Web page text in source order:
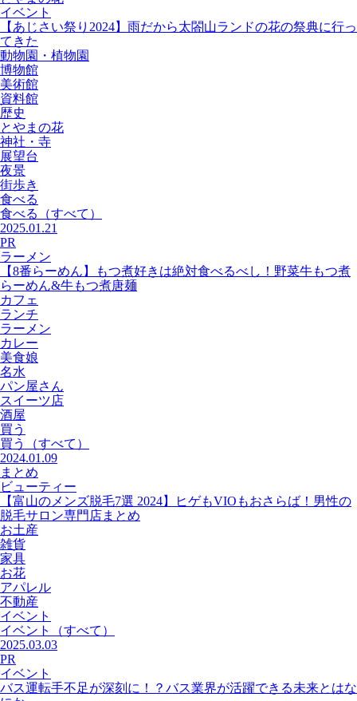
イベント
【あじさい祭り2024】雨だから太閤山ランドの花の祭典に行っ
てきた
動物園・植物園
博物館
美術館
資料館
歴史
とやまの花
神社・寺
展望台
夜景
街歩き
食べる
食べる
（すべて）
2025.01.21
PR
ラーメン
【8番らーめん】もつ煮好きは絶対食べるべし！野菜牛もつ煮
らーめん&牛もつ煮唐麺
カフェ
ランチ
ラーメン
カレー
美食娘
名水
パン屋さん
スイーツ店
酒屋
買う
買う
（すべて）
2024.01.09
まとめ
ビューティー
【富山のメンズ脱毛7選 2024】ヒゲもVIOもおさらば！男性の
脱毛サロン専門店まとめ
お土産
雑貨
家具
お花
アパレル
不動産
イベント
イベント
（すべて）
2025.03.03
PR
イベント
バス運転手不足が深刻に！？バス業界が活躍できる未来とはな